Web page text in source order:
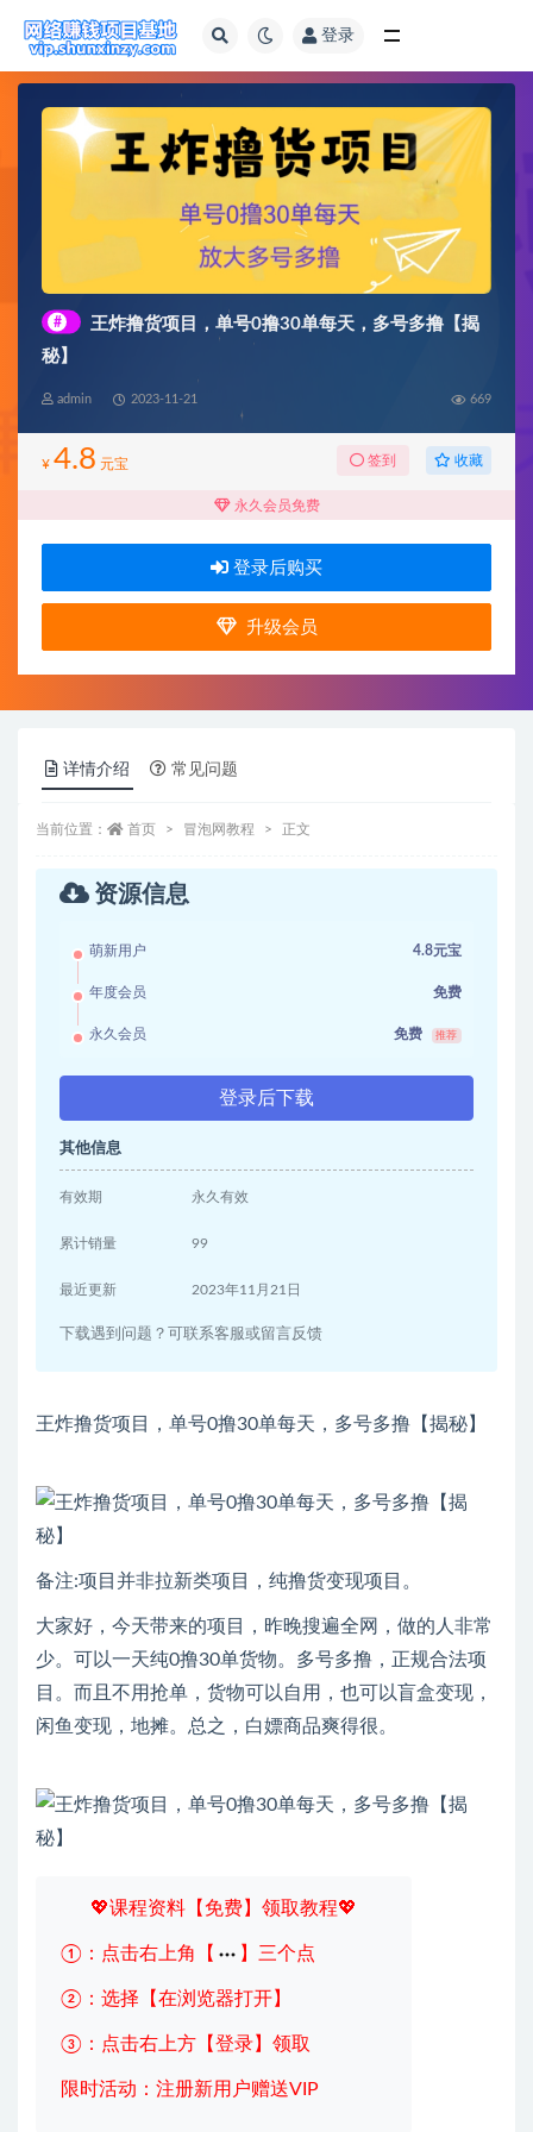
登录
#
王炸撸货项目，单号0撸30单每天，多号多撸【揭
秘】
admin 2023-11-21 669
¥ 4.8 元宝 签到 收藏
永久会员免费
登录后购买
升级会员
详情介绍 常见问题
当前位置： 首页 冒泡网教程 正文
资源信息
萌新用户 4.8元宝
年度会员 免费
永久会员 免费 推荐
登录后下载
其他信息
有效期 永久有效
累计销量 99
最近更新 2023年11月21日
下载遇到问题？可联系客服或留言反馈
王炸撸货项目，单号0撸30单每天，多号多撸【揭秘】
备注:项目并非拉新类项目，纯撸货变现项目。
大家好，今天带来的项目，昨晚搜遍全网，做的人非常
少。可以一天纯0撸30单货物。多号多撸，正规合法项
目。而且不用抢单，货物可以自用，也可以盲盒变现，
闲鱼变现，地摊。总之，白嫖商品爽得很。
💖课程资料【免费】领取教程💖
①：点击右上角【 】三个点
②：选择【在浏览器打开】
③：点击右上方【登录】领取
限时活动：注册新用户赠送VIP